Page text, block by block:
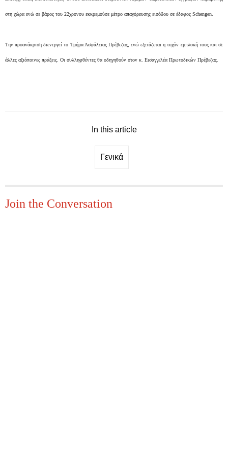
στη χώρα ενώ σε βάρος του 22χρονου εκκρεμούσε μέτρο απαγόρευσης εισόδου σε έδαφος Schengen.
Την προανάκριση διενεργεί το Τμήμα Ασφάλειας Πρέβεζας, ενώ εξετάζεται η τυχόν εμπλοκή τους και σε
άλλες αξιόποινες πράξεις. Οι συλληφθέντες θα οδηγηθούν στον κ. Εισαγγελέα Πρωτοδικών Πρέβεζας.
In this article
Γενικά
Join the Conversation